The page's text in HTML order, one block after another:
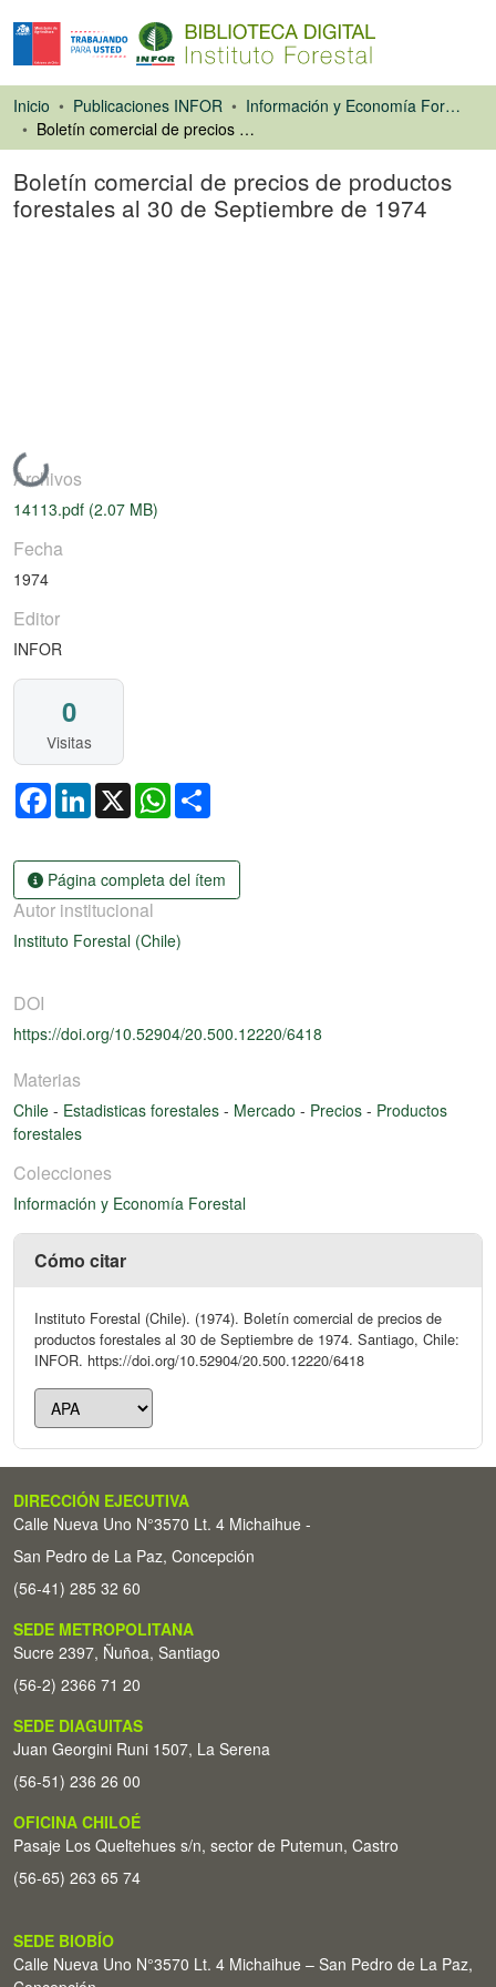
Inicio Publicaciones INFOR
Información y Economía Forestal
Boletín comercial de precios de productos forestales al 30 de Septiembre de 1974
Boletín comercial de precios de productos
forestales al 30 de Septiembre de 1974
Cargando...
Archivos
14113.pdf (2.07 MB)
Fecha
1974
Editor
INFOR
0
Visitas
FacebookLinkedIn
X WhatsApp
Página completa del ítem
Autor institucional
Instituto Forestal (Chile)
DOI
https://doi.org/10.52904/20.500.12220/6418
Materias
Chile - Estadisticas forestales - Mercado - Precios - Productos
forestales
Colecciones
Información y Economía Forestal
Cómo citar
Instituto Forestal (Chile). (1974). Boletín comercial de precios de
productos forestales al 30 de Septiembre de 1974. Santiago, Chile:
INFOR. https://doi.org/10.52904/20.500.12220/6418
DIRECCIÓN EJECUTIVA
Calle Nueva Uno N°3570 Lt. 4 Michaihue -
San Pedro de La Paz, Concepción
(56-41) 285 32 60
SEDE METROPOLITANA
Sucre 2397, Ñuñoa, Santiago
(56-2) 2366 71 20
SEDE DIAGUITAS
Juan Georgini Runi 1507, La Serena
(56-51) 236 26 00
OFICINA CHILOÉ
Pasaje Los Queltehues s/n, sector de Putemun, Castro
(56-65) 263 65 74
SEDE BIOBÍO
Calle Nueva Uno N°3570 Lt. 4 Michaihue – San Pedro de La Paz,